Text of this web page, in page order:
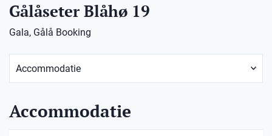
Gålåseter Blåhø 19
Gala, Gålå Booking
Accommodatie